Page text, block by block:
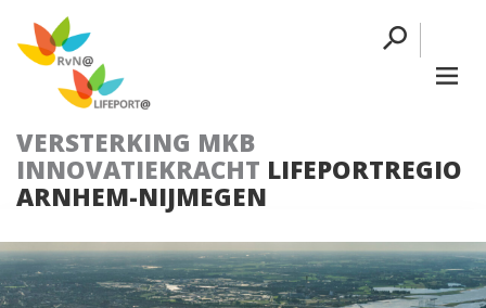
VERSTERKING MKB
INNOVATIEKRACHT LIFEPORTREGIO
ARNHEM-NIJMEGEN